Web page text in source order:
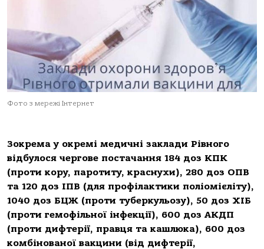
Фото з мережі Інтернет
Зокрема у окремі медичні заклади Рівного
відбулося чергове постачання 184 доз КПК
(проти кору, паротиту, краснухи), 280 доз ОПВ
та 120 доз ІПВ (для профілактики поліомієліту),
1040 доз БЦЖ (проти туберкульозу), 50 доз ХІБ
(проти гемофільної інфекції), 600 доз АКДП
(проти дифтерії, правця та кашлюка), 600 доз
комбінованої вакцини (від дифтерії,